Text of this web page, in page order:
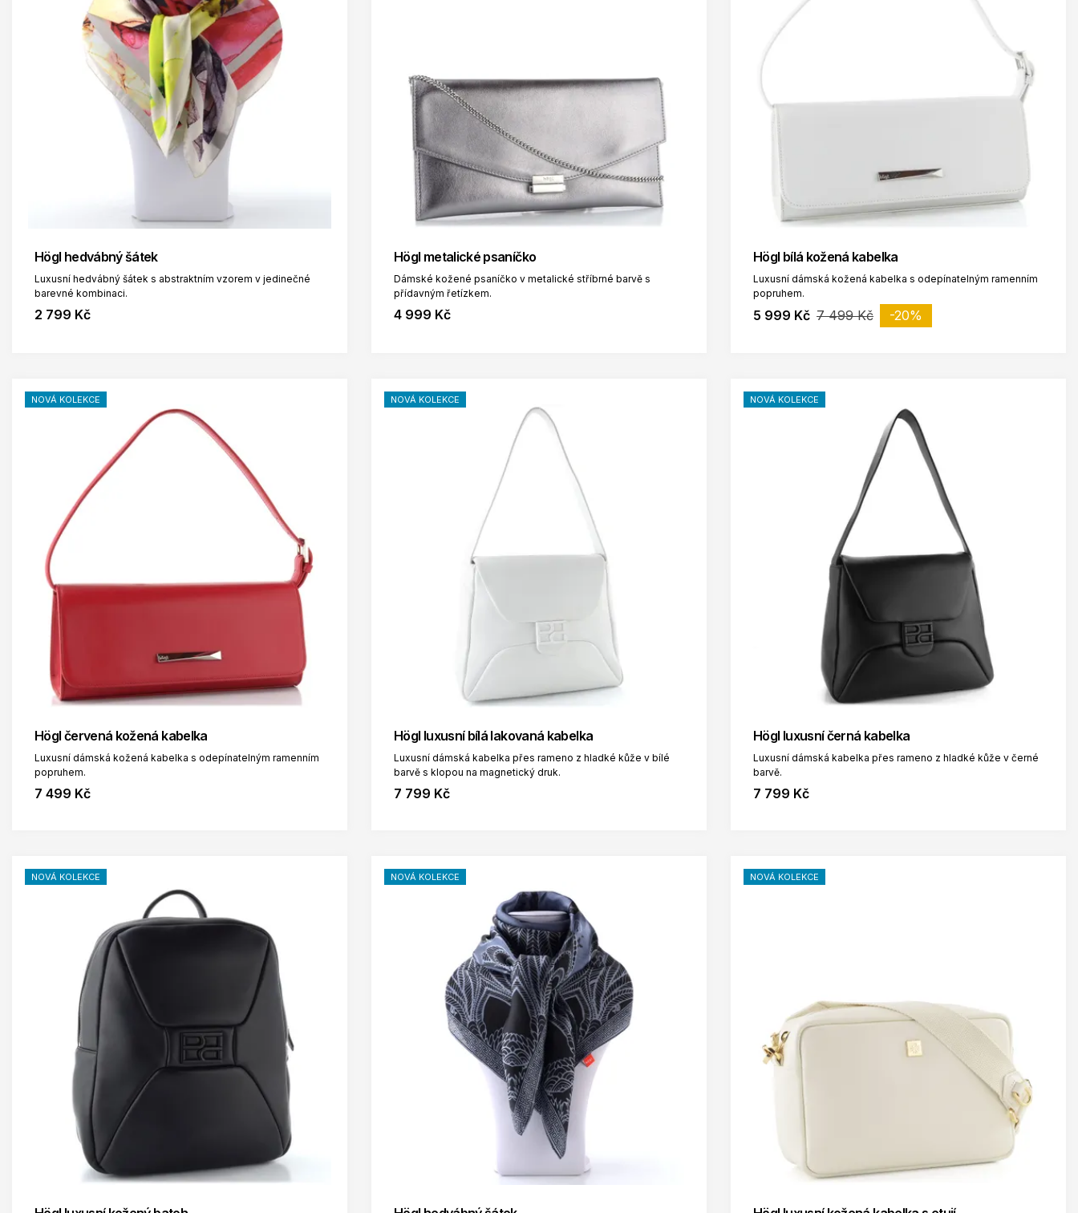
Högl hedvábný šátek
Luxusní hedvábný šátek s abstraktním vzorem v jedinečné
barevné kombinaci.
2 799 Kč
Högl metalické psaníčko
Dámské kožené psaníčko v metalické stříbrné barvě s
přídavným řetízkem.
4 999 Kč
Högl bílá kožená kabelka
Luxusní dámská kožená kabelka s odepínatelným ramenním
popruhem.
5 999 Kč 7 499 Kč -20%
NOVÁ KOLEKCE
Högl červená kožená kabelka
Luxusní dámská kožená kabelka s odepínatelným ramenním
popruhem.
7 499 Kč
NOVÁ KOLEKCE
Högl luxusní bílá lakovaná kabelka
Luxusní dámská kabelka přes rameno z hladké kůže v bílé
barvě s klopou na magnetický druk.
7 799 Kč
NOVÁ KOLEKCE
Högl luxusní černá kabelka
Luxusní dámská kabelka přes rameno z hladké kůže v černé
barvě.
7 799 Kč
NOVÁ KOLEKCE NOVÁ KOLEKCE NOVÁ KOLEKCE